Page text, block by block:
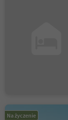
Na życzenie